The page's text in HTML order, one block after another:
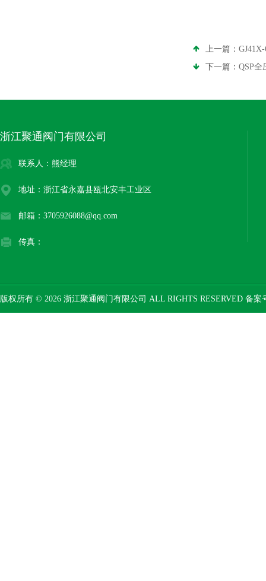
上一篇：
下一篇： QSP全
浙江聚通阀门有限公司
联系人：熊经理
地址：浙江省永嘉县瓯北安丰工业区
邮箱：3705926088@qq.com
传真：
版权所有 © 2026 浙江聚通阀门有限公司 ALL RIGHTS RESERVED 备案